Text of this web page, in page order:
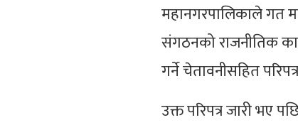
महानगरपालिकाले गत
संगठनको राजनीतिक
गर्ने चेतावनीसहित
उक्त परिपत्र जारी भए